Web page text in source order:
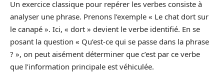
Un exercice classique pour repérer les verbes consiste à
analyser une phrase. Prenons l’exemple « Le chat dort sur
le canapé ». Ici, « dort » devient le verbe identifié. En se
posant la question « Qu’est-ce qui se passe dans la phrase
? », on peut aisément déterminer que c’est par ce verbe
que l’information principale est véhiculée.